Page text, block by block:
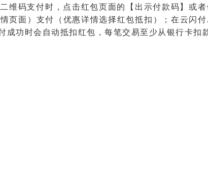
维码支付时，点击红包页面的【出示付款码】或
页面）支付（优惠详情选择红包抵扣）；在云闪
功时会自动抵扣红包，每笔交易至少从银行卡扣